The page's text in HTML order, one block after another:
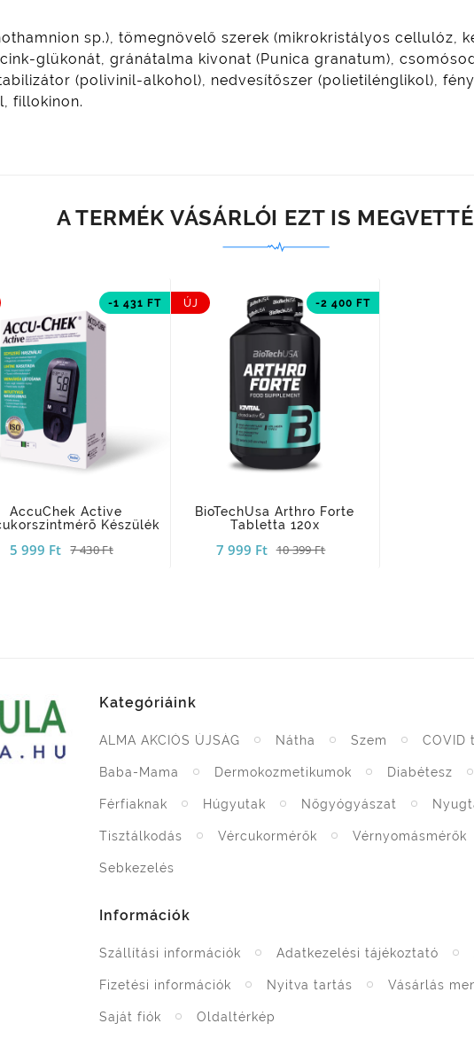
sp.), tömegnövelő szerek (mikrokristályos cellulóz,
glükonát, gránátalma kivonat (Punica granatum),
(polivinil-alkohol), nedvesítőszer (polietilénglikol),
fillokinon.
A TERMÉK VÁSÁRLÓI EZT IS
-1 431 FT
add_shopping_cart
AccuChek Active
Készülék
5 999 Ft 7 430 Ft
ÚJ -2 400 FT
add_shopping_cart
BioTechUsa Arthro Forte
Tabletta 120x
7 999 Ft 10 399 Ft
Kategóriáink
ALMA AKCIÓS ÚJSÁG Nátha Szem COVID
Baba-Mama Dermokozmetikumok Diabétesz
Férfiaknak Húgyutak Nőgyógyászat
Tisztálkodás Vércukormérők Vérnyomásmérők
Sebkezelés
Információk
Szállítási információk Adatkezelési tájékoztató
Fizetési információk Nyitva tartás Vásárlás
Saját fiók Oldaltérkép